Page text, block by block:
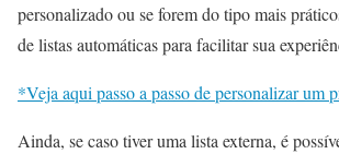
personalizado ou se forem do tipo mais
de listas automáticas para facilitar sua
*Veja aqui passo a passo de personalizar um
Ainda, se caso tiver uma lista externa, é